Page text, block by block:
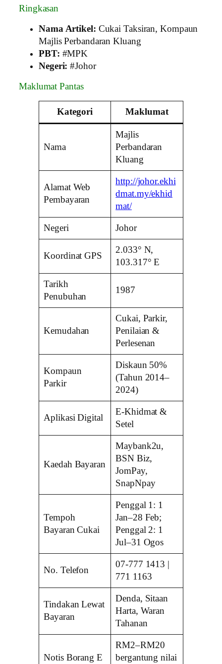
Ringkasan
Nama Artikel: Cukai Taksiran, Kompaun
Majlis Perbandaran Kluang
PBT: #MPK
Negeri: #Johor
Maklumat Pantas
Kategori Maklumat
Nama
Majlis
Perbandaran
Kluang
Alamat Web
Pembayaran
http://johor.ekhi
dmat.my/ekhid
mat/
Negeri Johor
Koordinat GPS
2.033° N,
103.317° E
Tarikh
Penubuhan
1987
Kemudahan
Cukai, Parkir,
Penilaian &
Perlesenan
Kompaun
Parkir
Diskaun 50%
(Tahun 2014–
2024)
Aplikasi Digital
E-Khidmat &
Setel
Kaedah Bayaran
Maybank2u,
BSN Biz,
JomPay,
SnapNpay
Tempoh
Bayaran Cukai
Penggal 1: 1
Jan–28 Feb;
Penggal 2: 1
Jul–31 Ogos
No. Telefon
07-777 1413 |
771 1163
Tindakan Lewat
Bayaran
Denda, Sitaan
Harta, Waran
Tahanan
Notis Borang E
RM2–RM20
bergantung nilai